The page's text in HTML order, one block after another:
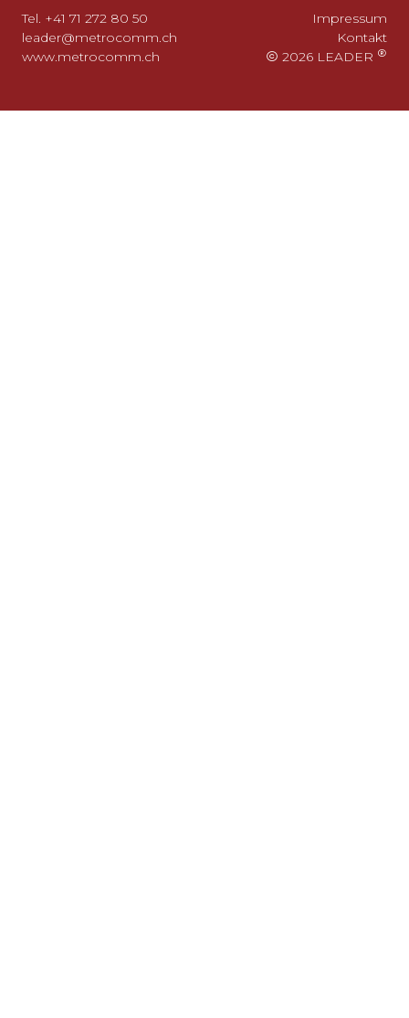
gehen?
Tel. +41 71 272 80 50
leader@metrocomm.ch
www.metrocomm.ch
Impressum
Kontakt
2026 LEADER